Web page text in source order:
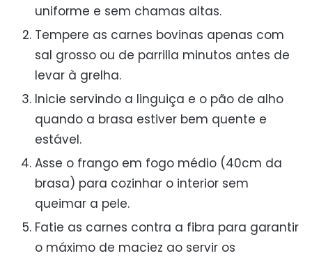
uniforme e sem chamas altas.
Tempere as carnes bovinas apenas com
sal grosso ou de parrilla minutos antes de
levar à grelha.
Inicie servindo a linguiça e o pão de alho
quando a brasa estiver bem quente e
estável.
Asse o frango em fogo médio (40cm da
brasa) para cozinhar o interior sem
queimar a pele.
Fatie as carnes contra a fibra para garantir
o máximo de maciez ao servir os